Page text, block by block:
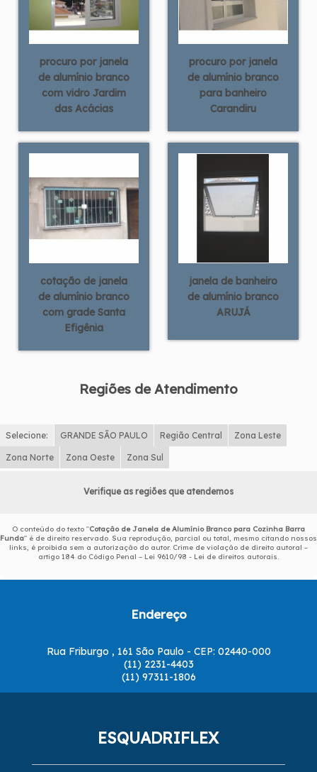
procuro por janela
de alumínio branco
com vidro Jardim
das Acácias
procuro por janela
de alumínio branco
para banheiro
Carandiru
cotação de janela
de alumínio branco
com grade Santa
Efigênia
janela de banheiro
de alumínio branco
ARUJÁ
Regiões de Atendimento
Selecione: GRANDE SÃO PAULO Região Central Zona Leste
Zona Norte Zona Oeste Zona Sul
Verifique as regiões que atendemos
O conteúdo do texto "Cotação de Janela de Alumínio Branco para Cozinha Barra
Funda" é de direito reservado. Sua reprodução, parcial ou total, mesmo citando nossos
links, é proibida sem a autorização do autor. Crime de violação de direito autoral –
artigo 184 do Código Penal – Lei 9610/98 - Lei de direitos autorais
Endereço
Rua Friburgo , 161 São Paulo - CEP: 02440-000
(11) 2231-4403
(11) 97311-1806
ESQUADRIFLEX